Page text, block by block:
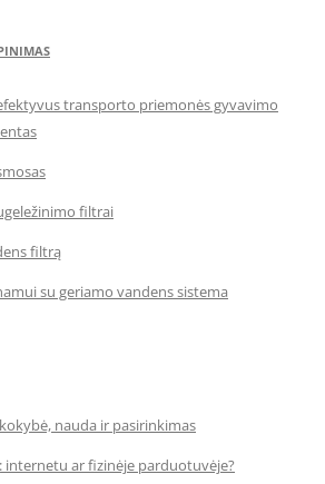
transporto priemonės gyvavimo
filtrai
filtrą
su geriamo vandens sistema
nauda ir pasirinkimas
internetu ar fizinėje parduotuvėje?